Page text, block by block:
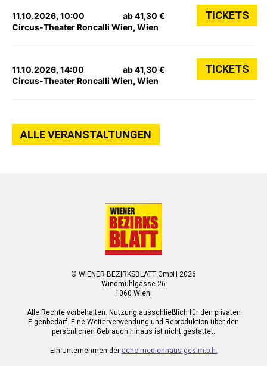
11.10.2026, 10:00
Circus-Theater Roncalli Wien, Wien
ab 41,30 € TICKETS
11.10.2026, 14:00
Circus-Theater Roncalli Wien, Wien
ab 41,30 € TICKETS
ALLE VERANSTALTUNGEN
© WIENER BEZIRKSBLATT GmbH 2026
Windmühlgasse 26
1060 Wien.
Alle Rechte vorbehalten. Nutzung ausschließlich für den privaten
Eigenbedarf. Eine Weiterverwendung und Reproduktion über den
persönlichen Gebrauch hinaus ist nicht gestattet.
Ein Unternehmen der echo medienhaus ges.m.b.h.